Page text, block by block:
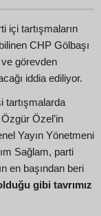
içi tartışmaların
CHP Gölbaşı
ve görevden
iddia ediliyor.
tartışmalarda
Özel’in
Yayın Yönetmeni
Sağlam, parti
en başından beri
gibi tavrımız